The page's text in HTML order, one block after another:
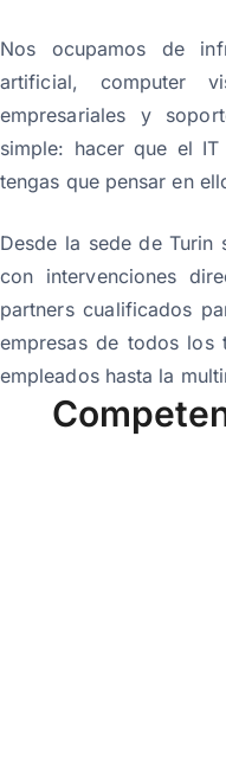
Nos ocupamos de
artificial, computer
empresariales y
simple: hacer que el
tengas que pensar en
Desde la sede de Turin
con intervenciones
partners cualificados
empresas de todos los
empleados hasta la